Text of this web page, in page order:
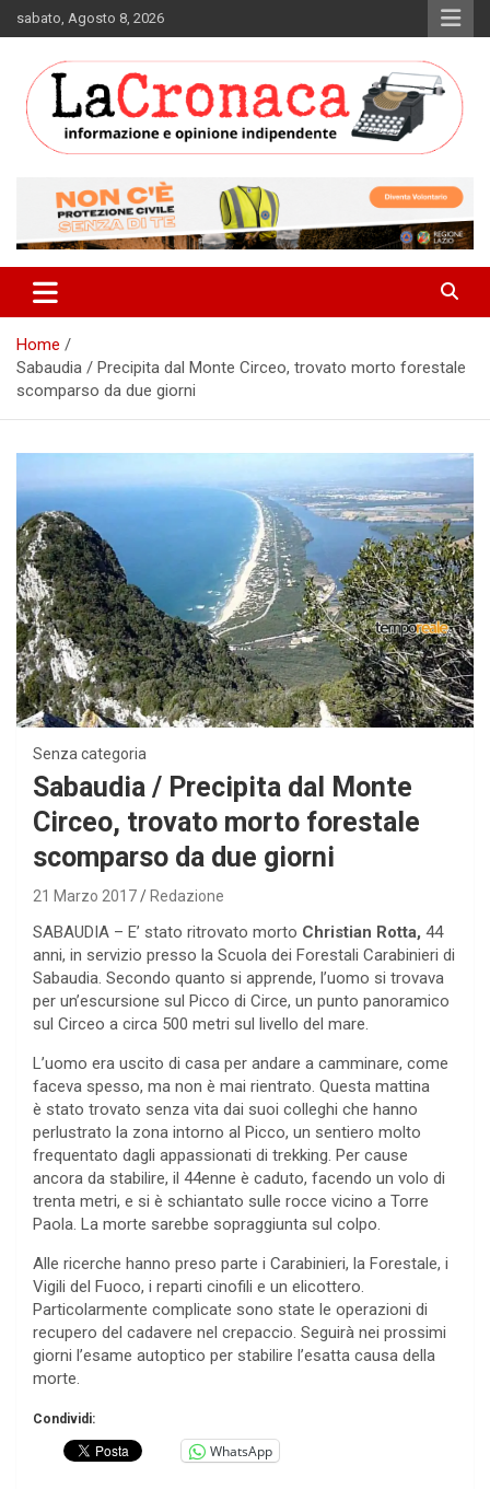
to
sabato, Agosto 8, 2026
La Cronaca Quotidiano
Home
Sabaudia / Precipita dal Monte Circeo, trovato morto forestale
scomparso da due giorni
Senza categoria
Sabaudia / Precipita dal Monte
Circeo, trovato morto forestale
scomparso da due giorni
21 Marzo 2017 Redazione
SABAUDIA – E’ stato ritrovato morto Christian Rotta, 44
anni, in servizio presso la Scuola dei Forestali Carabinieri di
Sabaudia. Secondo quanto si apprende, l’uomo si trovava
per un’escursione sul Picco di Circe, un punto panoramico
sul Circeo a circa 500 metri sul livello del mare.
L’uomo era uscito di casa per andare a camminare, come
faceva spesso, ma non è mai rientrato. Questa mattina
è stato trovato senza vita dai suoi colleghi che hanno
perlustrato la zona intorno al Picco, un sentiero molto
frequentato dagli appassionati di trekking. Per cause
ancora da stabilire, il 44enne è caduto, facendo un volo di
trenta metri, e si è schiantato sulle rocce vicino a Torre
Paola. La morte sarebbe sopraggiunta sul colpo.
Alle ricerche hanno preso parte i Carabinieri, la Forestale, i
Vigili del Fuoco, i reparti cinofili e un elicottero.
Particolarmente complicate sono state le operazioni di
recupero del cadavere nel crepaccio. Seguirà nei prossimi
giorni l’esame autoptico per stabilire l’esatta causa della
morte.
Condividi:
WhatsApp